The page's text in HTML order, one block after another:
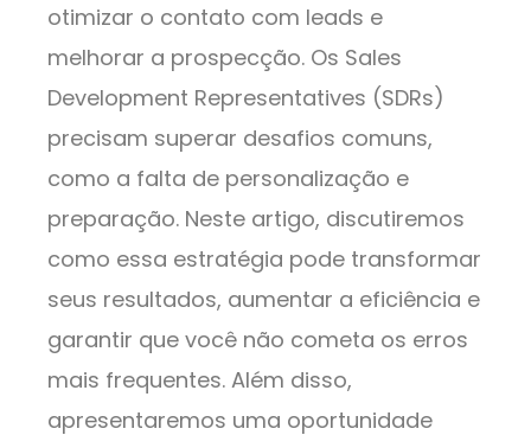
otimizar o contato com leads e
melhorar a prospecção. Os Sales
Development Representatives (SDRs)
precisam superar desafios comuns,
como a falta de personalização e
preparação. Neste artigo, discutiremos
como essa estratégia pode transformar
seus resultados, aumentar a eficiência e
garantir que você não cometa os erros
mais frequentes. Além disso,
apresentaremos uma oportunidade